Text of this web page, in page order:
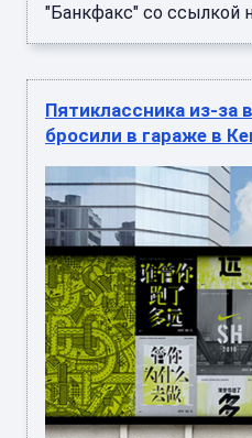
"Банкфакс" со ссылкой
Пятиклассника из-за
бросили в гараже в